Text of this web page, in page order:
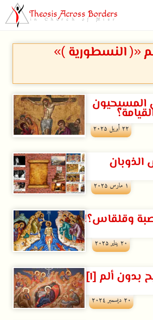
Theosis Across Borders
in Church of Misr
«( النسطورية )»
المسيحيون
۲۲ أبريل ۲۰۲۵
۱ مارس ۲۰۲۵
وقلقاس؟!
۲۰ يناير ۲۰۲۵
بدون ألم [١]
۲۰ ديسمبر ۲۰۲٤